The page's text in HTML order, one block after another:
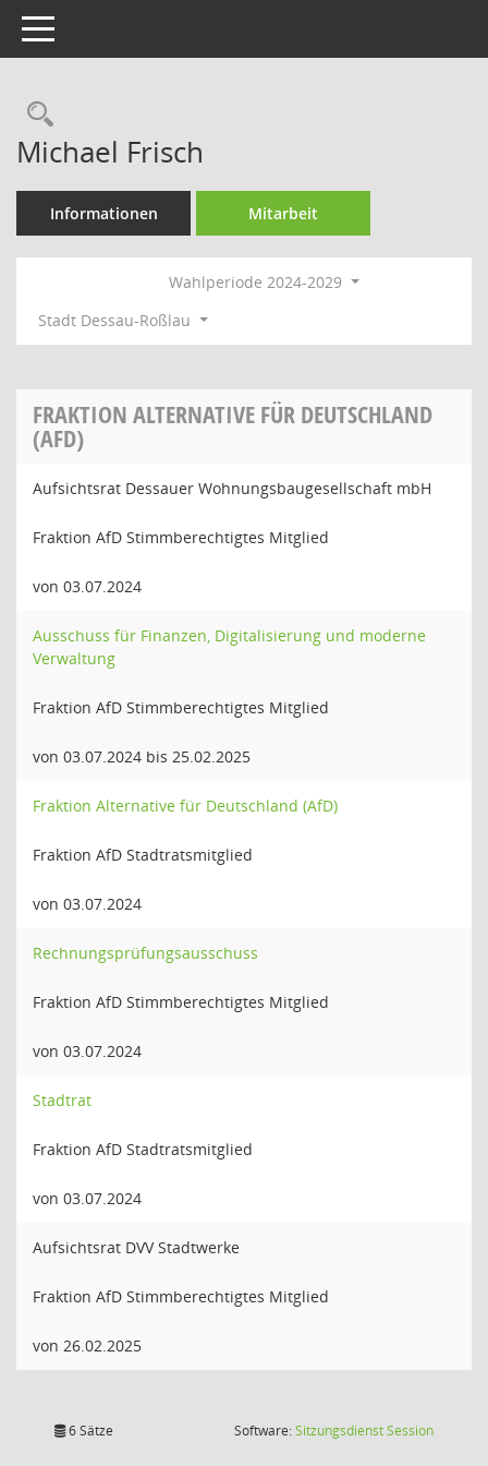
Toggle navigation
Rechercheauswahl
Michael Frisch
Informationen Mitarbeit
Wahlperiode 2024-2029
Stadt Dessau-Roßlau
FRAKTION ALTERNATIVE FÜR DEUTSCHLAND
(AFD)
Aufsichtsrat Dessauer Wohnungsbaugesellschaft mbH
Fraktion AfD Stimmberechtigtes Mitglied
von 03.07.2024
Ausschuss für Finanzen, Digitalisierung und moderne
Verwaltung
Fraktion AfD Stimmberechtigtes Mitglied
von 03.07.2024 bis 25.02.2025
Fraktion Alternative für Deutschland (AfD)
Fraktion AfD Stadtratsmitglied
von 03.07.2024
Rechnungsprüfungsausschuss
Fraktion AfD Stimmberechtigtes Mitglied
von 03.07.2024
Stadtrat
Fraktion AfD Stadtratsmitglied
von 03.07.2024
Aufsichtsrat DVV Stadtwerke
Fraktion AfD Stimmberechtigtes Mitglied
von 26.02.2025
6 Sätze Software:SitzungsdienstSession(Wird in